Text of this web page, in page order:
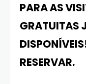
PARA AS
GRATUITAS
RESERVAR.